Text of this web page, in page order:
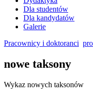
Dla studentów
Dla kandydatów
Galerie
Pracownicy i doktoranci
nowe taksony
Wykaz nowych taksonów